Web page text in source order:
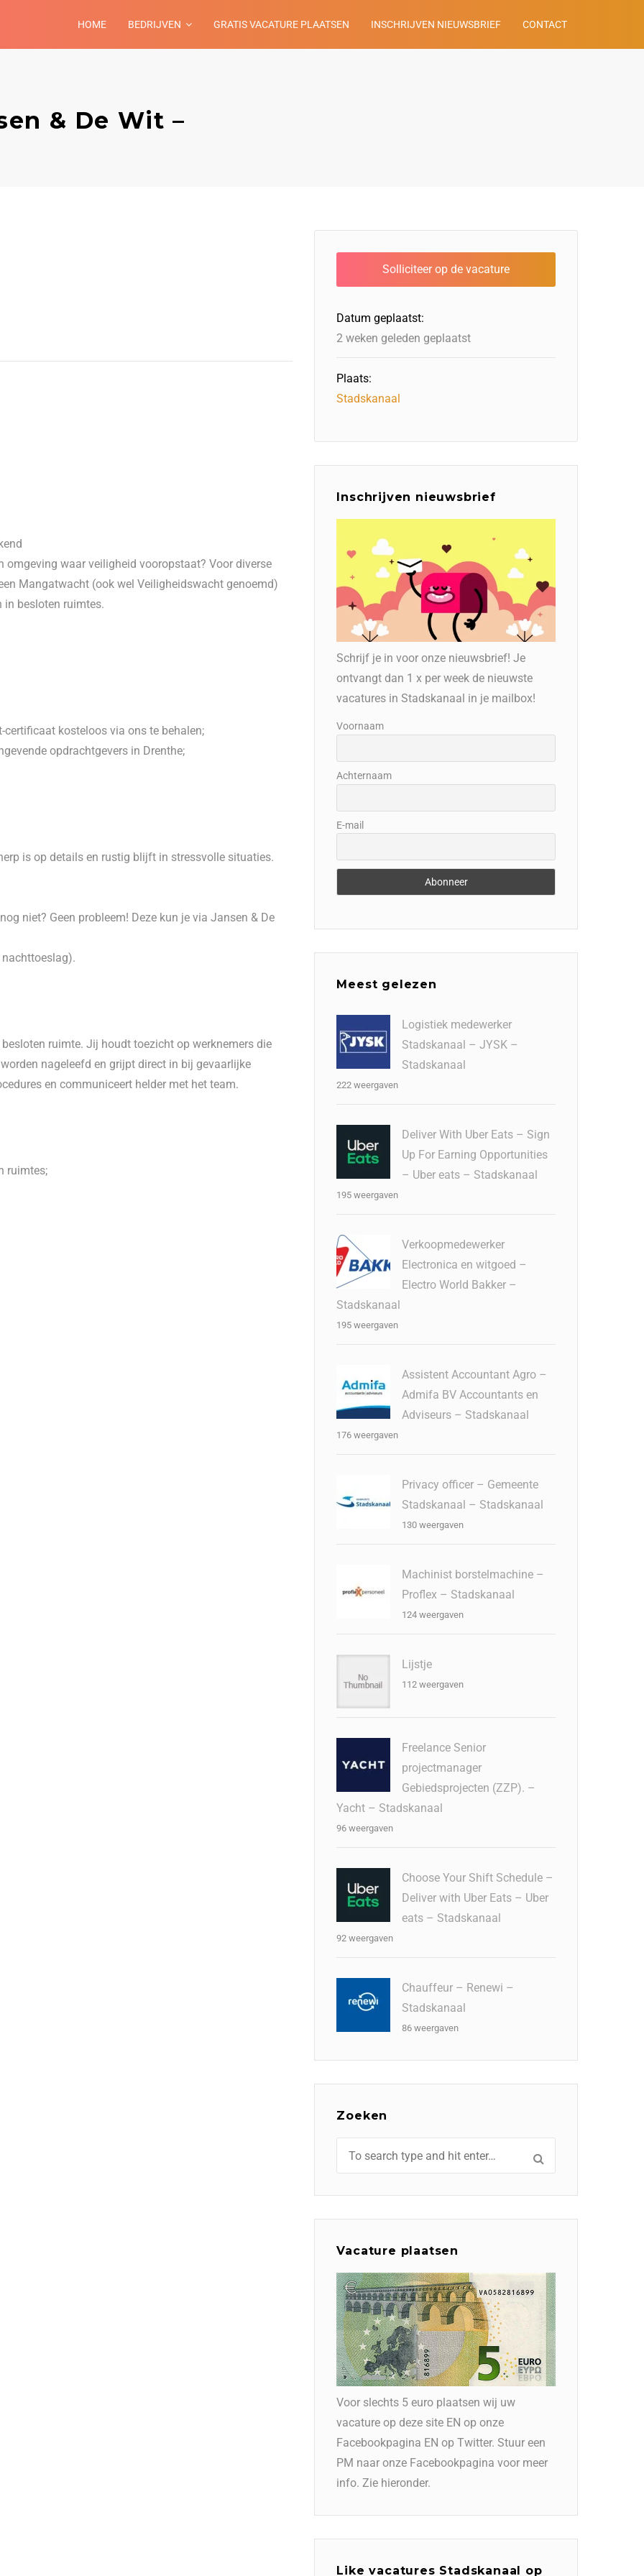
HOME BEDRIJVEN GRATIS VACATURE PLAATSEN INSCHRIJVEN NIEUWSBRIEF CONTACT
& De Wit –
omgeving waar veiligheid vooropstaat? Voor diverse
Mangatwacht (ook wel Veiligheidswacht genoemd)
in besloten ruimtes.
kosteloos via ons te behalen;
opdrachtgevers in Drenthe;
is op details en rustig blijft in stressvolle situaties.
niet? Geen probleem! Deze kun je via Jansen & De
nachttoeslag).
ruimte. Jij houdt toezicht op werknemers die
nageleefd en grijpt direct in bij gevaarlijke
en communiceert helder met het team.
ruimtes;
Datum geplaatst:
2 weken geleden geplaatst
Plaats:
Stadskanaal
Inschrijven nieuwsbrief
Schrijf je in voor onze nieuwsbrief! Je
ontvangt dan 1 x per week de nieuwste
vacatures in Stadskanaal in je mailbox!
Voornaam
Achternaam
E-mail
Meest gelezen
Logistiek medewerker
Stadskanaal – JYSK –
Stadskanaal
222 weergaven
Deliver With Uber Eats – Sign
Up For Earning Opportunities
– Uber eats – Stadskanaal
195 weergaven
Verkoopmedewerker
Electronica en witgoed –
Electro World Bakker –
Stadskanaal
195 weergaven
Assistent Accountant Agro –
Admifa BV Accountants en
Adviseurs – Stadskanaal
176 weergaven
Privacy officer – Gemeente
Stadskanaal – Stadskanaal
130 weergaven
Machinist borstelmachine –
Proflex – Stadskanaal
124 weergaven
Lijstje
112 weergaven
Freelance Senior
projectmanager
Gebiedsprojecten (ZZP). –
Yacht – Stadskanaal
96 weergaven
Choose Your Shift Schedule –
Deliver with Uber Eats – Uber
eats – Stadskanaal
92 weergaven
Chauffeur – Renewi –
Stadskanaal
86 weergaven
Zoeken
Vacature plaatsen
Voor slechts 5 euro plaatsen wij uw
vacature op deze site EN op onze
Facebookpagina EN op Twitter. Stuur een
PM naar onze Facebookpagina voor meer
info. Zie hieronder.
Like vacatures Stadskanaal op